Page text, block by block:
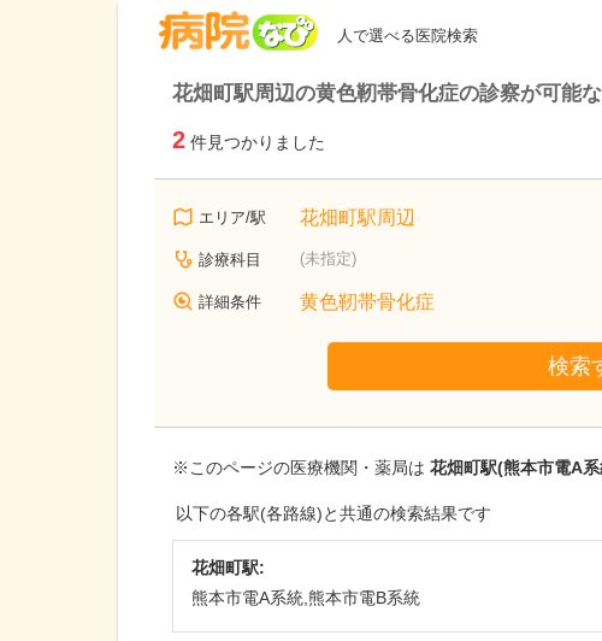
人で選べる医院検索
花畑町駅周辺の黄色靭帯骨化症の診察が可能な
2 件見つかりました
エリア/駅 花畑町駅周辺
診療科目 (未指定)
詳細条件 黄色靭帯骨化症
検索
※このページの医療機関・薬局は 花畑町駅(熊本市電A系
以下の各駅(各路線)と共通の検索結果です
花畑町駅:
熊本市電A系統,熊本市電B系統